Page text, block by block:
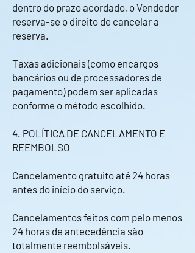
dentro do prazo acordado, o Vendedor
reserva-se o direito de cancelar a
reserva.
Taxas adicionais (como encargos
bancários ou de processadores de
pagamento) podem ser aplicadas
conforme o método escolhido.
4. POLÍTICA DE CANCELAMENTO E
REEMBOLSO
Cancelamento gratuito até 24 horas
antes do início do serviço.
Cancelamentos feitos com pelo menos
24 horas de antecedência são
totalmente reembolsáveis.